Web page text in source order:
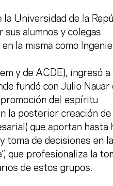
Universidad de la
alumnos y colegas.
la misma como
y de ACDE), ingresó a
fundó con Julio Nauar
del espíritu
la posterior creación de
que aportan hasta
toma de decisiones en
que profesionaliza la
de estos grupos.